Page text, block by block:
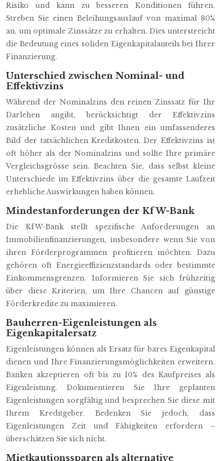
Risiko und kann zu besseren Konditionen führen.
Streben Sie einen Beleihungsauslauf von maximal 80%
an, um optimale Zinssätze zu erhalten. Dies unterstreicht
die Bedeutung eines soliden Eigenkapitalanteils bei Ihrer
Finanzierung.
Unterschied zwischen Nominal- und
Effektivzins
Während der Nominalzins den reinen Zinssatz für Ihr
Darlehen angibt, berücksichtigt der Effektivzins
zusätzliche Kosten und gibt Ihnen ein umfassenderes
Bild der tatsächlichen Kreditkosten. Der Effektivzins ist
oft höher als der Nominalzins und sollte Ihre primäre
Vergleichsgrösse sein. Beachten Sie, dass selbst kleine
Unterschiede im Effektivzins über die gesamte Laufzeit
erhebliche Auswirkungen haben können.
Mindestanforderungen der KfW-Bank
Die KfW-Bank stellt spezifische Anforderungen an
Immobilienfinanzierungen, insbesondere wenn Sie von
ihren Förderprogrammen profitieren möchten. Dazu
gehören oft Energieeffizienzstandards oder bestimmte
Einkommensgrenzen. Informieren Sie sich frühzeitig
über diese Kriterien, um Ihre Chancen auf günstige
Förderkredite zu maximieren.
Bauherren-Eigenleistungen als
Eigenkapitalersatz
Eigenleistungen können als Ersatz für bares Eigenkapital
dienen und Ihre Finanzierungsmöglichkeiten erweitern.
Banken akzeptieren oft bis zu 10% des Kaufpreises als
Eigenleistung. Dokumentieren Sie Ihre geplanten
Eigenleistungen sorgfältig und besprechen Sie diese mit
Ihrem Kreditgeber. Bedenken Sie jedoch, dass
Eigenleistungen Zeit und Fähigkeiten erfordern –
überschätzen Sie sich nicht.
Mietkautionssparen als alternative